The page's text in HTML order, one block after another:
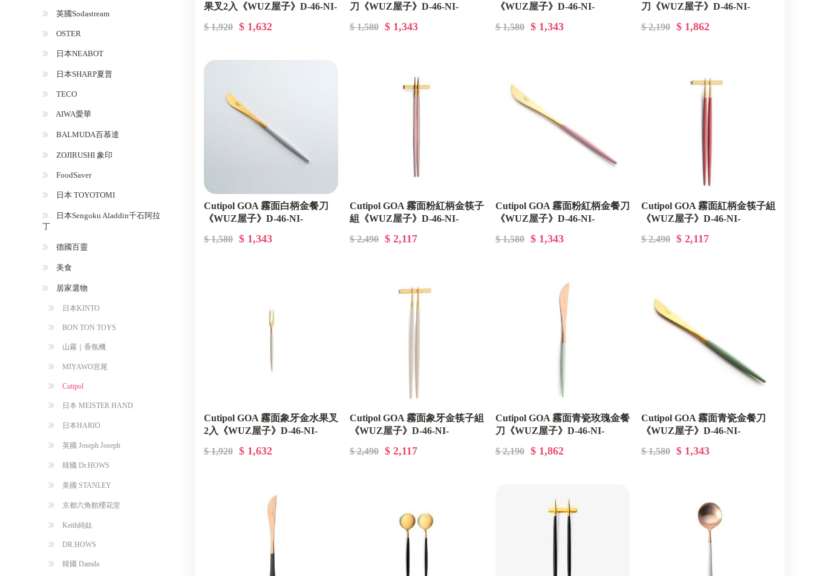
TECO
ZOJIRUSHI 象印
日本 TOYOTOMI
居家選物 日本KINTO
BON TON TOYS
山霧｜香氛機
Cutipol
日本 MEISTER HAND
美國 STANLEY
京都六角館櫻花堂
果叉2入《WUZ屋子》D-46-NI-
$ 1,920 $ 1,632
刀《WUZ屋子》D-46-NI-
$ 1,580 $ 1,343
《WUZ屋子》D-46-NI-
$ 1,580 $ 1,343
刀《WUZ屋子》D-46-NI-
$ 2,190 $ 1,862
Cutipol GOA 霧面白柄金餐刀
《WUZ屋子》D-46-NI-
$ 1,580 $ 1,343
Cutipol GOA 霧面粉紅柄金筷子
組《WUZ屋子》D-46-NI-
$ 2,490 $ 2,117
Cutipol GOA 霧面粉紅柄金餐刀
《WUZ屋子》D-46-NI-
$ 1,580 $ 1,343
Cutipol GOA 霧面紅柄金筷子組
《WUZ屋子》D-46-NI-
$ 2,490 $ 2,117
Cutipol GOA 霧面象牙金水果叉
2入《WUZ屋子》D-46-NI-
$ 1,920 $ 1,632
Cutipol GOA 霧面象牙金筷子組
《WUZ屋子》D-46-NI-
$ 2,490 $ 2,117
Cutipol GOA 霧面青瓷玫瑰金餐
刀《WUZ屋子》D-46-NI-
$ 2,190 $ 1,862
Cutipol GOA 霧面青瓷金餐刀
《WUZ屋子》D-46-NI-
$ 1,580 $ 1,343
英國Sodastream
OSTER
日本NEABOT
日本SHARP夏普
TECO
AIWA愛華
BALMUDA百慕達
ZOJIRUSHI 象印
FoodSaver
日本 TOYOTOMI
日本Sengoku Aladdin千石阿拉
丁
德國百靈
美食
居家選物
日本KINTO
BON TON TOYS
山霧｜香氛機
MIYAWO宫尾
Cutipol
日本 MEISTER HAND
日本HARIO
英國 Joseph Joseph
韓國 Dr.HOWS
美國 STANLEY
京都六角館櫻花堂
Keith純鈦
DR.HOWS
韓國 Damda